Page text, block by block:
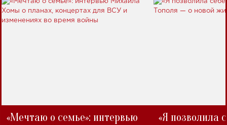
«Мечтаю о семье»: интервью
«Я позволила